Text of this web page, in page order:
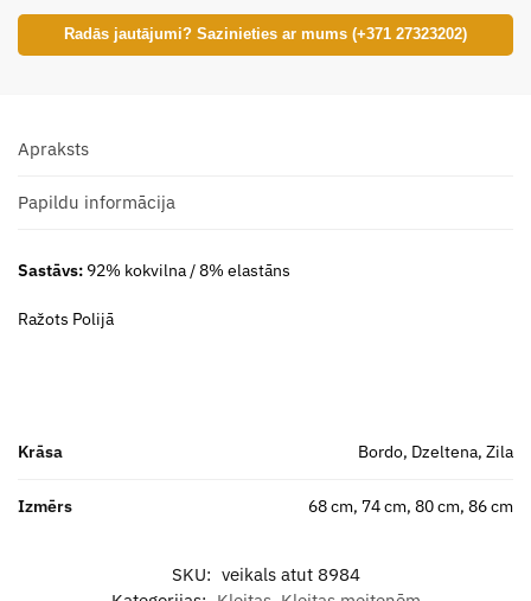
Radās jautājumi? Sazinieties ar mums (+371 27323202)
Apraksts
Papildu informācija
Sastāvs: 92% kokvilna / 8% elastāns
Ražots Polijā
Krāsa Bordo, Dzeltena, Zila
Izmērs 68 cm, 74 cm, 80 cm, 86 cm
SKU: veikals atut 8984